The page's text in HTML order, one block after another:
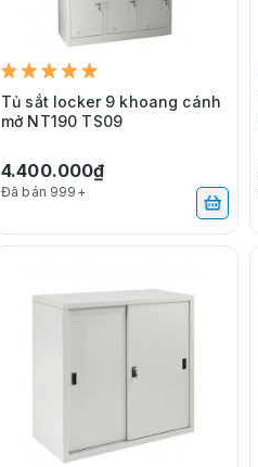
Tủ sắt locker 9 khoang cánh
mở NT190 TS09
4.400.000₫
Đã bán 999+